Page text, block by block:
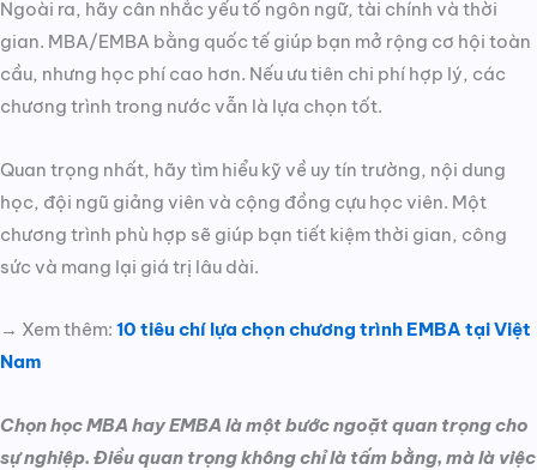
Ngoài ra, hãy cân nhắc yếu tố ngôn ngữ, tài chính và thời
gian. MBA/EMBA bằng quốc tế giúp bạn mở rộng cơ hội toàn
cầu, nhưng học phí cao hơn. Nếu ưu tiên chi phí hợp lý, các
chương trình trong nước vẫn là lựa chọn tốt.
Quan trọng nhất, hãy tìm hiểu kỹ về uy tín trường, nội dung
học, đội ngũ giảng viên và cộng đồng cựu học viên. Một
chương trình phù hợp sẽ giúp bạn tiết kiệm thời gian, công
sức và mang lại giá trị lâu dài.
→ Xem thêm: 10 tiêu chí lựa chọn chương trình EMBA tại Việt
Nam
Chọn học MBA hay EMBA là một bước ngoặt quan trọng cho
sự nghiệp. Điều quan trọng không chỉ là tấm bằng, mà là việc